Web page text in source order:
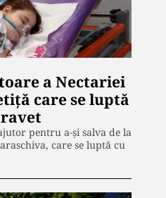
a Nectariei
care se luptă
pentru a-și salva de la
care se luptă cu